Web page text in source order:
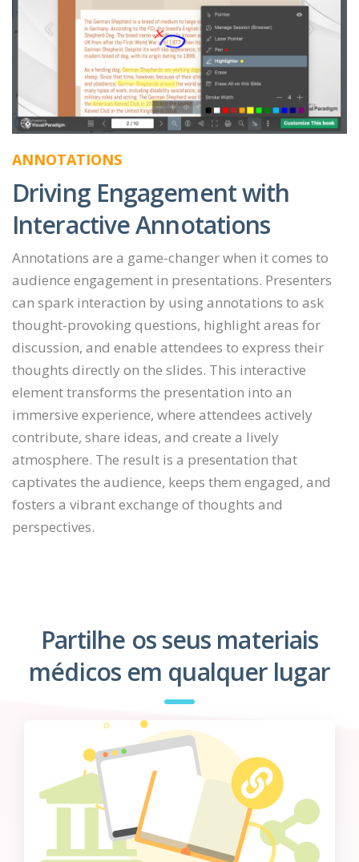
ANNOTATIONS
Driving Engagement with
Interactive Annotations
Annotations are a game-changer when it comes to
audience engagement in presentations. Presenters
can spark interaction by using annotations to ask
thought-provoking questions, highlight areas for
discussion, and enable attendees to express their
thoughts directly on the slides. This interactive
element transforms the presentation into an
immersive experience, where attendees actively
contribute, share ideas, and create a lively
atmosphere. The result is a presentation that
captivates the audience, keeps them engaged, and
fosters a vibrant exchange of thoughts and
perspectives.
Partilhe os seus materiais
médicos em qualquer lugar